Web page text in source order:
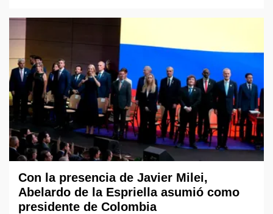
Con la presencia de Javier Milei,
Abelardo de la Espriella asumió como
presidente de Colombia